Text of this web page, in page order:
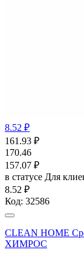
8.52 ₽
161.93 ₽
170.46
157.07 ₽
в статусе Для
8.52 ₽
Код: 32586
CLEAN HOME
ХИМРОС